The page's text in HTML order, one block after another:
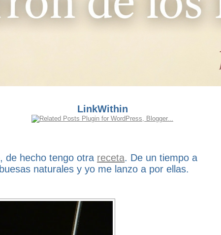
LinkWithin
de hecho tengo otra receta. De un tiempo a
naturales y yo me lanzo a por ellas.